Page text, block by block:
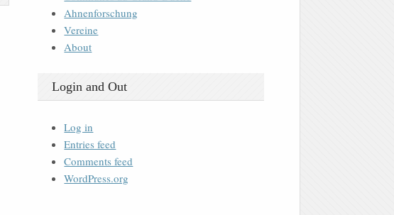
Ahnenforschung
Vereine
About
Login and Out
Log in
Entries feed
Comments feed
WordPress.org